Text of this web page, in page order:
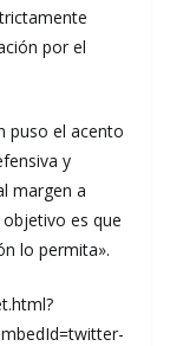
por el
puso el acento
y
margen a
es que
lo permita».